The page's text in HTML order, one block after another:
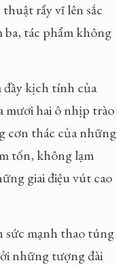
rẩy vĩ lên sắc
ba, tác phẩm không
đầy kịch tính của
mươi hai ô nhịp trào
cơn thác của những
tốn, không lạm
giai điệu vút cao
sức mạnh thao túng
những tượng đài